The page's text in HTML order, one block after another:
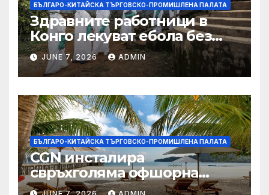
БЪЛГАРО-КИТАЙСКА ТЪРГОВСКО-ПРОМИШЛЕНА ПАЛАТА
Здравните работници в
Конго лекуват ебола без
заплащане, докато СЗО
търси ресурси
JUNE 7, 2026 ADMIN
БЪЛГАРО-КИТАЙСКА ТЪРГОВСКО-ПРОМИШЛЕНА ПАЛАТА
CGN инсталира
свръхголяма офшорна
вятърна турбина с мощност